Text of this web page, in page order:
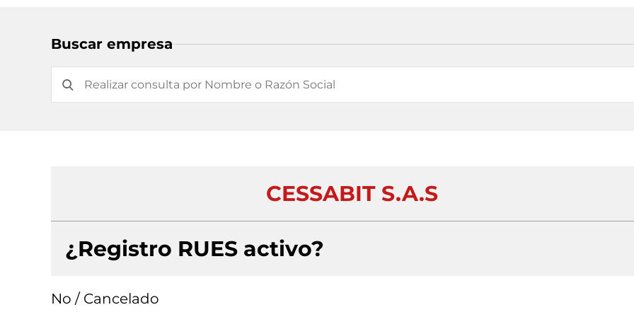
Buscar empresa
CESSABIT S.A.S
¿Registro RUES activo?
No / Cancelado